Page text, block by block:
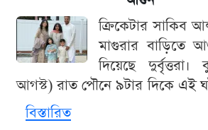
ক্রিকেটার সাকিব
মাগুরার বাড়িতে
দিয়েছে
আগস্ট) রাত পৌনে ৯টার দিকে এই
বিস্তারিত